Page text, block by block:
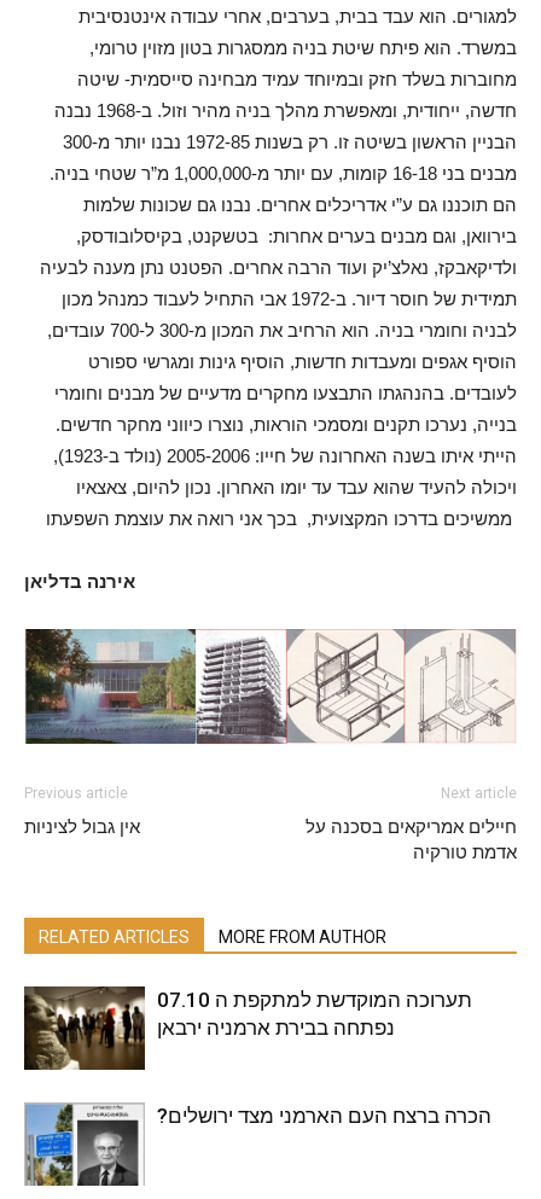
למגורים. הוא עבד בבית, בערבים, אחרי עבודה אינטנסיבית
במשרד. הוא פיתח שיטת בניה ממסגרות בטון מזוין טרומי,
מחוברות בשלד חזק ובמיוחד עמיד מבחינה סייסמית- שיטה
חדשה, ייחודית, ומאפשרת מהלך בניה מהיר וזול. ב-1968 נבנה
הבניין הראשון בשיטה זו. רק בשנות 1972-85 נבנו יותר מ-300
מבנים בני 16-18 קומות, עם יותר מ-1,000,000 מ”ר שטחי בניה.
הם תוכננו גם ע”י אדריכלים אחרים. נבנו גם שכונות שלמות
בירוואן, וגם מבנים בערים אחרות: בטשקנט, בקיסלובודסק,
ולדיקאבקז, נאלצ’יק ועוד הרבה אחרים. הפטנט נתן מענה לבעיה
תמידית של חוסר דיור. ב-1972 אבי התחיל לעבוד כמנהל מכון
לבניה וחומרי בניה. הוא הרחיב את המכון מ-300 ל-700 עובדים,
הוסיף אגפים ומעבדות חדשות, הוסיף גינות ומגרשי ספורט
לעובדים. בהנהגתו התבצעו מחקרים מדעיים של מבנים וחומרי
בנייה, נערכו תקנים ומסמכי הוראות, נוצרו כיווני מחקר חדשים.
הייתי איתו בשנה האחרונה של חייו: 2005-2006 (נולד ב-1923),
ויכולה להעיד שהוא עבד עד יומו האחרון. נכון להיום, צאצאיו
ממשיכים בדרכו המקצועית, בכך אני רואה את עוצמת השפעתו
אירנה בדליאן
Previous article
אין גבול לציניות
Next article
חיילים אמריקאים בסכנה על
אדמת טורקיה
RELATED ARTICLES MORE FROM AUTHOR
תערוכה המוקדשת למתקפת ה 07.10
נפתחה בבירת ארמניה ירבאן
?הכרה ברצח העם הארמני מצד ירושלים